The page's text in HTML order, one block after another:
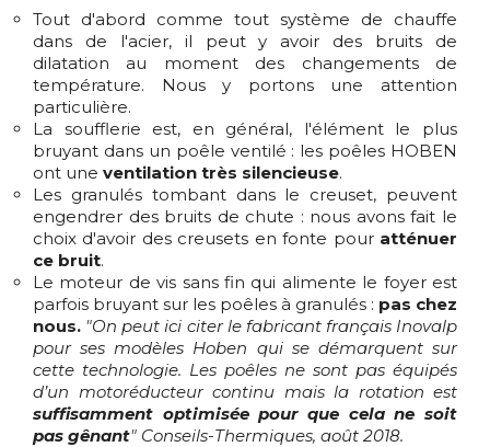
Tout d'abord comme tout système de chauffe
dans de l'acier, il peut y avoir des bruits de
dilatation au moment des changements de
température. Nous y portons une attention
particulière.
La soufflerie est, en général, l'élément le plus
bruyant dans un poêle ventilé : les poêles HOBEN
ont une ventilation très silencieuse.
Les granulés tombant dans le creuset, peuvent
engendrer des bruits de chute : nous avons fait le
choix d'avoir des creusets en fonte pour atténuer
ce bruit.
Le moteur de vis sans fin qui alimente le foyer est
parfois bruyant sur les poêles à granulés : pas chez
nous. "On peut ici citer le fabricant français Inovalp
pour ses modèles Hoben qui se démarquent sur
cette technologie. Les poêles ne sont pas équipés
d’un motoréducteur continu mais la rotation est
suffisamment optimisée pour que cela ne soit
pas gênant" Conseils-Thermiques, août 2018.